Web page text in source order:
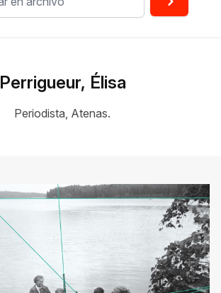
Perrigueur, Élisa
Periodista, Atenas.